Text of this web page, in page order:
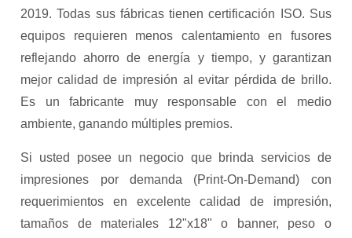
2019. Todas sus fábricas tienen certificación ISO. Sus
equipos requieren menos calentamiento en fusores
reflejando ahorro de energía y tiempo, y garantizan
mejor calidad de impresión al evitar pérdida de brillo.
Es un fabricante muy responsable con el medio
ambiente, ganando múltiples premios.
Si usted posee un negocio que brinda servicios de
impresiones por demanda (Print-On-Demand) con
requerimientos en excelente calidad de impresión,
tamaños de materiales 12"x18" o banner, peso o